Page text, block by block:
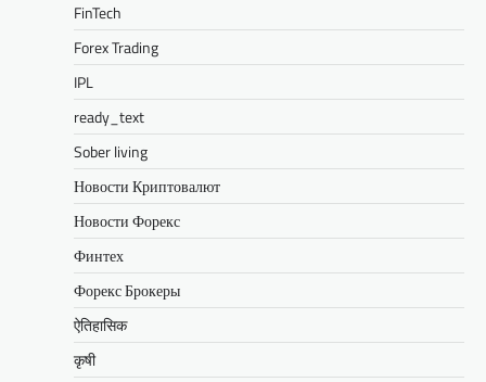
FinTech
Forex Trading
IPL
ready_text
Sober living
Новости Криптовалют
Новости Форекс
Финтех
Форекс Брокеры
ऐतिहासिक
कृषी